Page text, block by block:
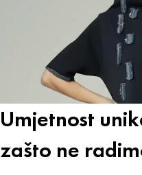
Umjetnost
zašto ne